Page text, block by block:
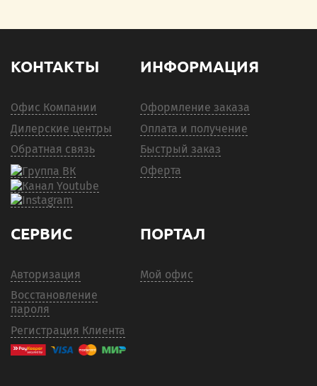
КОНТАКТЫ
Офис Компании
Дилерские центры
Обратная связь
ИНФОРМАЦИЯ
Оформление заказа
Оплата и получение
Быстрый заказ
Оферта
СЕРВИС
Авторизация
Восстановление
пароля
Регистрация Клиента
ПОРТАЛ
Мой офис